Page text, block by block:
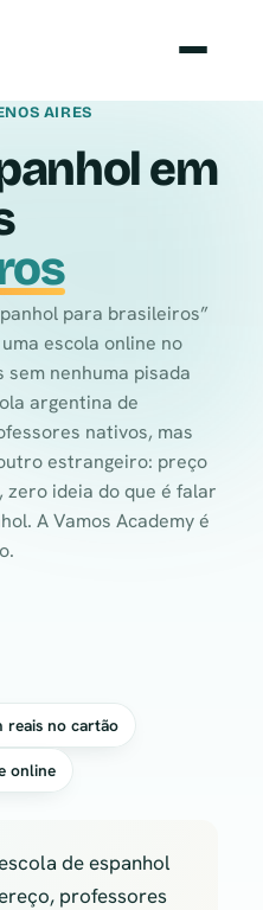
AIRES
em
para brasileiros”
escola online no
nenhuma pisada
argentina de
nativos, mas
estrangeiro: preço
ideia do que é falar
A Vamos Academy é
de espanhol
professores
reais no cartão
online